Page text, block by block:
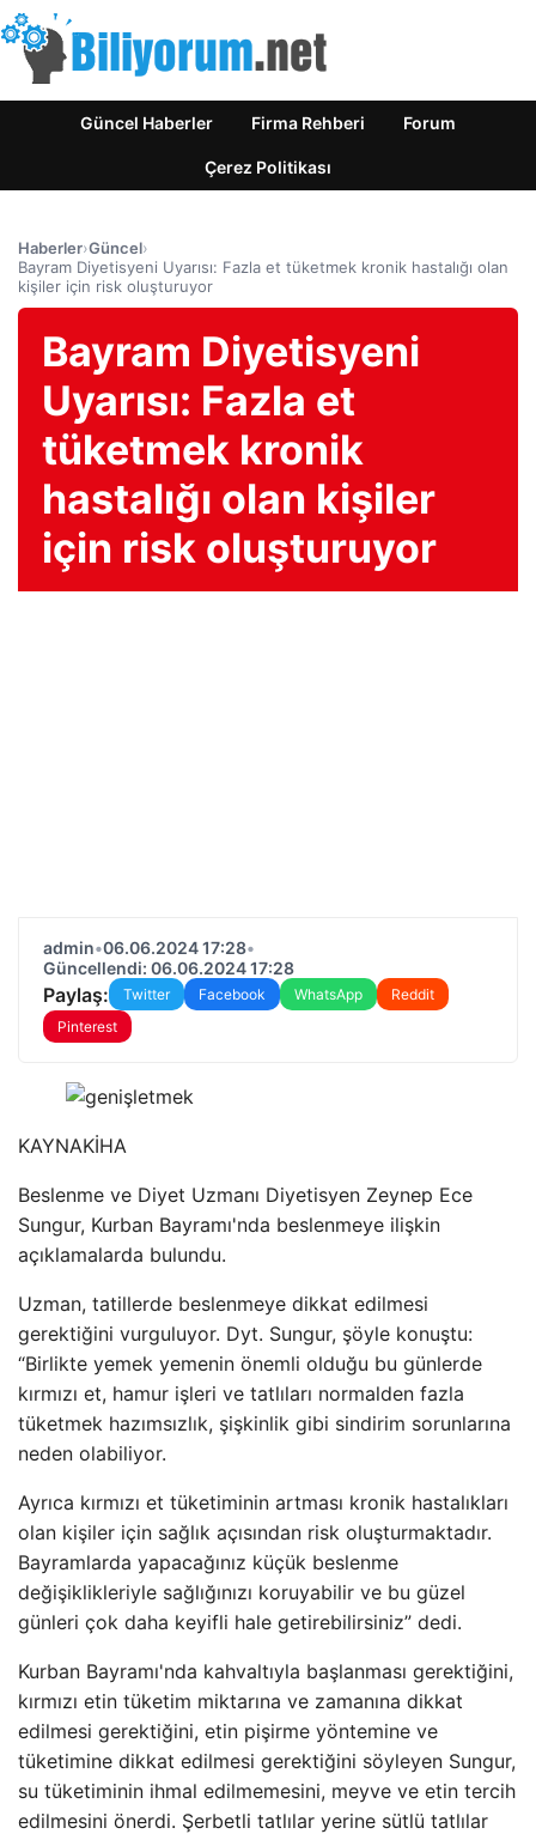
Güncel Haberler Firma Rehberi Forum
Çerez Politikası
Haberler›Güncel›
Bayram Diyetisyeni Uyarısı: Fazla et tüketmek kronik hastalığı olan
kişiler için risk oluşturuyor
Bayram Diyetisyeni
Uyarısı: Fazla et
tüketmek kronik
hastalığı olan kişiler
için risk oluşturuyor
admin•06.06.2024 17:28•
Güncellendi: 06.06.2024 17:28
Paylaş: Twitter Facebook WhatsApp
Reddit
Pinterest
KAYNAKİHA
Beslenme ve Diyet Uzmanı Diyetisyen Zeynep Ece
Sungur, Kurban Bayramı'nda beslenmeye ilişkin
açıklamalarda bulundu.
Uzman, tatillerde beslenmeye dikkat edilmesi
gerektiğini vurguluyor. Dyt. Sungur, şöyle konuştu:
“Birlikte yemek yemenin önemli olduğu bu günlerde
kırmızı et, hamur işleri ve tatlıları normalden fazla
tüketmek hazımsızlık, şişkinlik gibi sindirim sorunlarına
neden olabiliyor.
Ayrıca kırmızı et tüketiminin artması kronik hastalıkları
olan kişiler için sağlık açısından risk oluşturmaktadır.
Bayramlarda yapacağınız küçük beslenme
değişiklikleriyle sağlığınızı koruyabilir ve bu güzel
günleri çok daha keyifli hale getirebilirsiniz” dedi.
Kurban Bayramı'nda kahvaltıyla başlanması gerektiğini,
kırmızı etin tüketim miktarına ve zamanına dikkat
edilmesi gerektiğini, etin pişirme yöntemine ve
tüketimine dikkat edilmesi gerektiğini söyleyen Sungur,
su tüketiminin ihmal edilmemesini, meyve ve etin tercih
edilmesini önerdi. Şerbetli tatlılar yerine sütlü tatlılar